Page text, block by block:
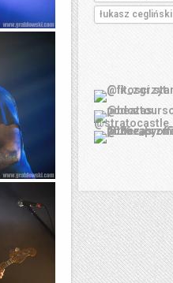
łukasz cegliński